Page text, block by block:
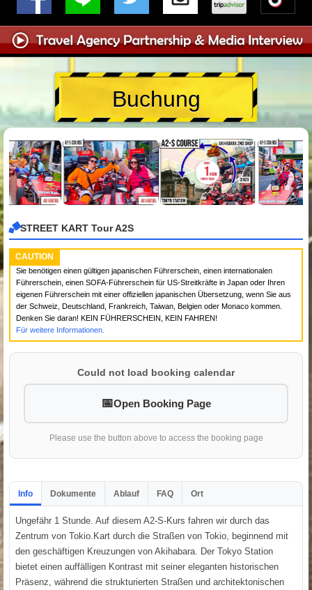
Buchung
STREET KART Tour A2S
CAUTION
Sie benötigen einen gültigen japanischen Führerschein, einen internationalen
Führerschein, einen SOFA-Führerschein für US-Streitkräfte in Japan oder Ihren
eigenen Führerschein mit einer offiziellen japanischen Übersetzung, wenn Sie aus
der Schweiz, Deutschland, Frankreich, Taiwan, Belgien oder Monaco kommen.
Denken Sie daran! KEIN FÜHRERSCHEIN, KEIN FAHREN!
Für weitere Informationen.
Could not load booking calendar
Open Booking Page
Please use the button above to access the booking page
Info Dokumente Ablauf FAQ Ort
Ungefähr 1 Stunde. Auf diesem A2-S-Kurs fahren wir durch das
Zentrum von Tokio.Kart durch die Straßen von Tokio, beginnend mit
den geschäftigen Kreuzungen von Akihabara. Der Tokyo Station
bietet einen auffälligen Kontrast mit seiner eleganten historischen
Präsenz, während die strukturierten Straßen und architektonischen